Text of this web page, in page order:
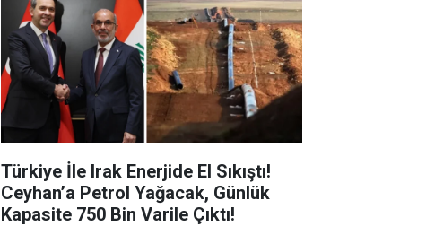
Türkiye İle Irak Enerjide El Sıkıştı!
Ceyhan’a Petrol Yağacak, Günlük
Kapasite 750 Bin Varile Çıktı!